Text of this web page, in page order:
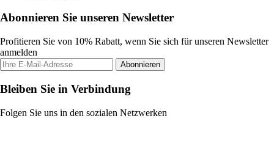
Abonnieren Sie unseren Newsletter
Profitieren Sie von 10% Rabatt, wenn Sie sich für unseren Newsletter
anmelden
Abonnieren
Bleiben Sie in Verbindung
Folgen Sie uns in den sozialen Netzwerken